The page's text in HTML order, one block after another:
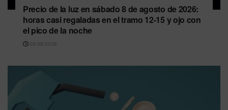
Precio de la luz en sábado 8 de agosto de 2026:
horas casi regaladas en el tramo 12-15 y ojo con
el pico de la noche
08/08/2026